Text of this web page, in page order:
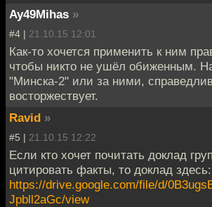
Ay49Mihas »
#4 | 21.10.15 12:01
Как-то хочется применить к ним
чтобы никто не ушёл обиженным.
"Минска-2" или за ними,
восторжествует.
Ravid »
#5 | 21.10.15 12:22
Если кто хочет почитать доклад
цитировать факты, то доклад здесь:
https://drive.google.com/file/d/
Jpbll2aGc/view